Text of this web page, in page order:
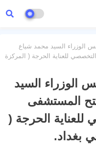
الوزراء السيد محمد شياع
للعناية الحرجة ( المركزة
الوزراء السيد
المستشفى
للعناية الحرجة (
بغداد.